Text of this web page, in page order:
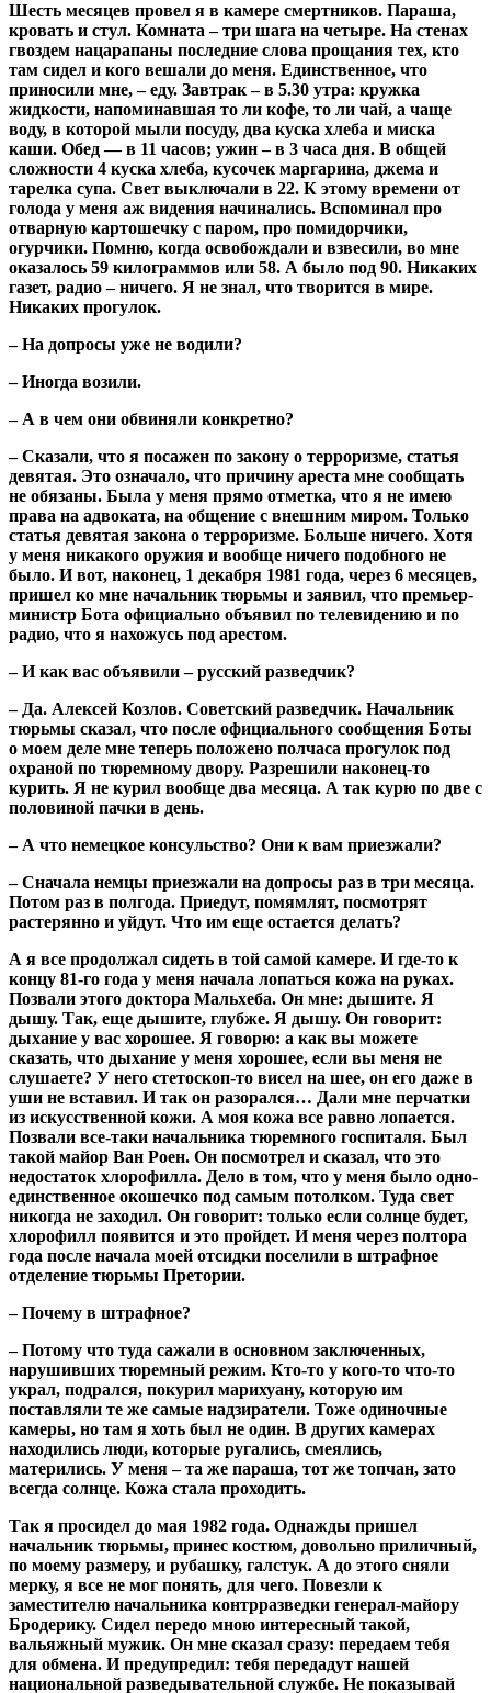
Шесть месяцев провел я в камере смертников. Параша,
кровать и стул. Комната – три шага на четыре. На стенах
гвоздем нацарапаны последние слова прощания тех, кто
там сидел и кого вешали до меня. Единственное, что
приносили мне, – еду. Завтрак – в 5.30 утра: кружка
жидкости, напоминавшая то ли кофе, то ли чай, а чаще
воду, в которой мыли посуду, два куска хлеба и миска
каши. Обед — в 11 часов; ужин – в 3 часа дня. В общей
сложности 4 куска хлеба, кусочек маргарина, джема и
тарелка супа. Свет выключали в 22. К этому времени от
голода у меня аж видения начинались. Вспоминал про
отварную картошечку с паром, про помидорчики,
огурчики. Помню, когда освобождали и взвесили, во мне
оказалось 59 килограммов или 58. А было под 90. Никаких
газет, радио – ничего. Я не знал, что творится в мире.
Никаких прогулок.
– На допросы уже не водили?
– Иногда возили.
– А в чем они обвиняли конкретно?
– Сказали, что я посажен по закону о терроризме, статья
девятая. Это означало, что причину ареста мне сообщать
не обязаны. Была у меня прямо отметка, что я не имею
права на адвоката, на общение с внешним миром. Только
статья девятая закона о терроризме. Больше ничего. Хотя
у меня никакого оружия и вообще ничего подобного не
было. И вот, наконец, 1 декабря 1981 года, через 6 месяцев,
пришел ко мне начальник тюрьмы и заявил, что премьер-
министр Бота официально объявил по телевидению и по
радио, что я нахожусь под арестом.
– И как вас объявили – русский разведчик?
– Да. Алексей Козлов. Советский разведчик. Начальник
тюрьмы сказал, что после официального сообщения Боты
о моем деле мне теперь положено полчаса прогулок под
охраной по тюремному двору. Разрешили наконец-то
курить. Я не курил вообще два месяца. А так курю по две с
половиной пачки в день.
– А что немецкое консульство? Они к вам приезжали?
– Сначала немцы приезжали на допросы раз в три месяца.
Потом раз в полгода. Приедут, помямлят, посмотрят
растерянно и уйдут. Что им еще остается делать?
А я все продолжал сидеть в той самой камере. И где-то к
концу 81-го года у меня начала лопаться кожа на руках.
Позвали этого доктора Мальхеба. Он мне: дышите. Я
дышу. Так, еще дышите, глубже. Я дышу. Он говорит:
дыхание у вас хорошее. Я говорю: а как вы можете
сказать, что дыхание у меня хорошее, если вы меня не
слушаете? У него стетоскоп-то висел на шее, он его даже в
уши не вставил. И так он разорался… Дали мне перчатки
из искусственной кожи. А моя кожа все равно лопается.
Позвали все-таки начальника тюремного госпиталя. Был
такой майор Ван Роен. Он посмотрел и сказал, что это
недостаток хлорофилла. Дело в том, что у меня было одно-
единственное окошечко под самым потолком. Туда свет
никогда не заходил. Он говорит: только если солнце будет,
хлорофилл появится и это пройдет. И меня через полтора
года после начала моей отсидки поселили в штрафное
отделение тюрьмы Претории.
– Почему в штрафное?
– Потому что туда сажали в основном заключенных,
нарушивших тюремный режим. Кто-то у кого-то что-то
украл, подрался, покурил марихуану, которую им
поставляли те же самые надзиратели. Тоже одиночные
камеры, но там я хоть был не один. В других камерах
находились люди, которые ругались, смеялись,
матерились. У меня – та же параша, тот же топчан, зато
всегда солнце. Кожа стала проходить.
Так я просидел до мая 1982 года. Однажды пришел
начальник тюрьмы, принес костюм, довольно приличный,
по моему размеру, и рубашку, галстук. А до этого сняли
мерку, я все не мог понять, для чего. Повезли к
заместителю начальника контрразведки генерал-майору
Бродерику. Сидел передо мною интересный такой,
вальяжный мужик. Он мне сказал сразу: передаем тебя
для обмена. И предупредил: тебя передадут нашей
национальной разведывательной службе. Не показывай